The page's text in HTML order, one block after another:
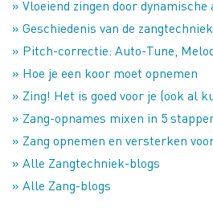
» Vloeiend zingen door
» Geschiedenis van de zangtechniek
» Pitch-correctie: Auto-Tune,
» Hoe je een koor moet opnemen
» Zing! Het is goed voor je (ook al
» Zang-opnames mixen in 5
» Zang opnemen en versterken
» Alle Zangtechniek-blogs
» Alle Zang-blogs